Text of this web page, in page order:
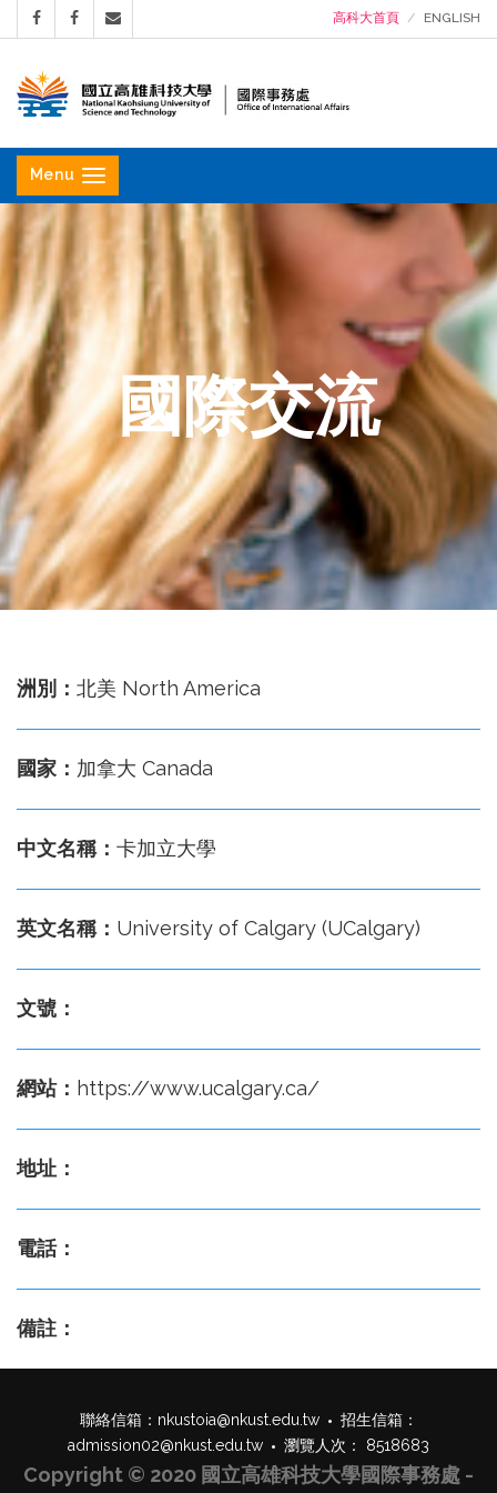
高科大首頁 ENGLISH
立
高
雄
科
技
大
學
國
際
事
務
處
Menu
國際交流
洲別： 北美 North America
國家： 加拿大 Canada
中文名稱： 卡加立大學
英文名稱： University of Calgary (UCalgary)
文號：
網站： https://www.ucalgary.ca/
地址：
電話：
備註：
聯絡信箱： nkustoia@nkust.edu.tw
招生信箱：
admission02@nkust.edu.tw
瀏覽人次： 8518683
Copyright © 2020 國立高雄科技大學國際事務處 -